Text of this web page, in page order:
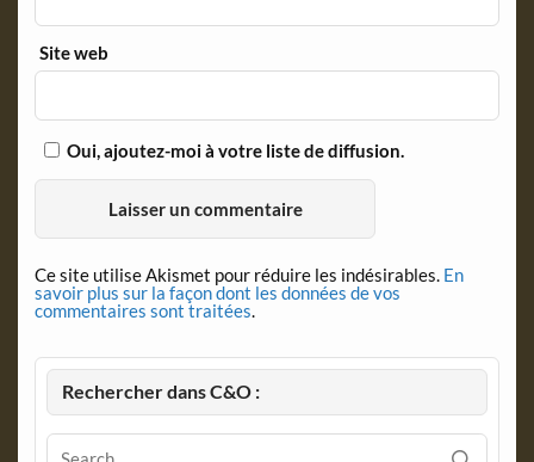
Site web
Oui, ajoutez-moi à votre liste de diffusion.
Ce site utilise Akismet pour réduire les indésirables. En
savoir plus sur la façon dont les données de vos
commentaires sont traitées.
Rechercher dans C&O :